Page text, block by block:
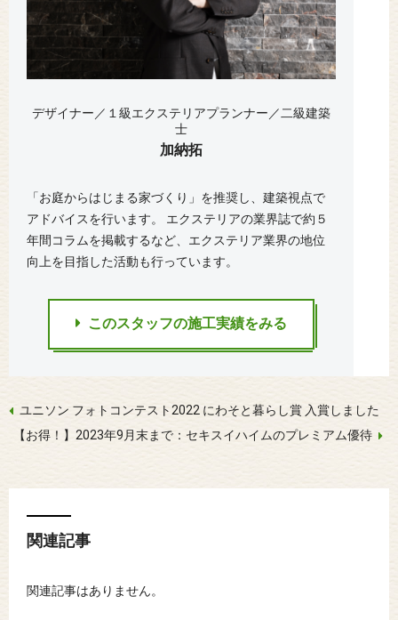
デザイナー／１級エクステリアプランナー／二級建築
士
加納拓
「お庭からはじまる家づくり」を推奨し、建築視点で
アドバイスを行います。 エクステリアの業界誌で約５
年間コラムを掲載するなど、エクステリア業界の地位
向上を目指した活動も行っています。
このスタッフの施工実績をみる
ユニソン フォトコンテスト2022 にわそと暮らし賞 入賞しました
【お得！】2023年9月末まで：セキスイハイムのプレミアム優待
関連記事
関連記事はありません。